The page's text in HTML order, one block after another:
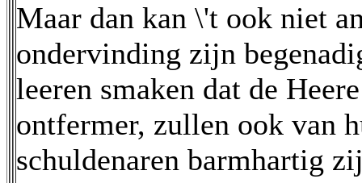
Maar dan kan \'t ook niet
ondervinding zijn
leeren smaken dat de
ontfermer, zullen ook van
schuldenaren barmhartig